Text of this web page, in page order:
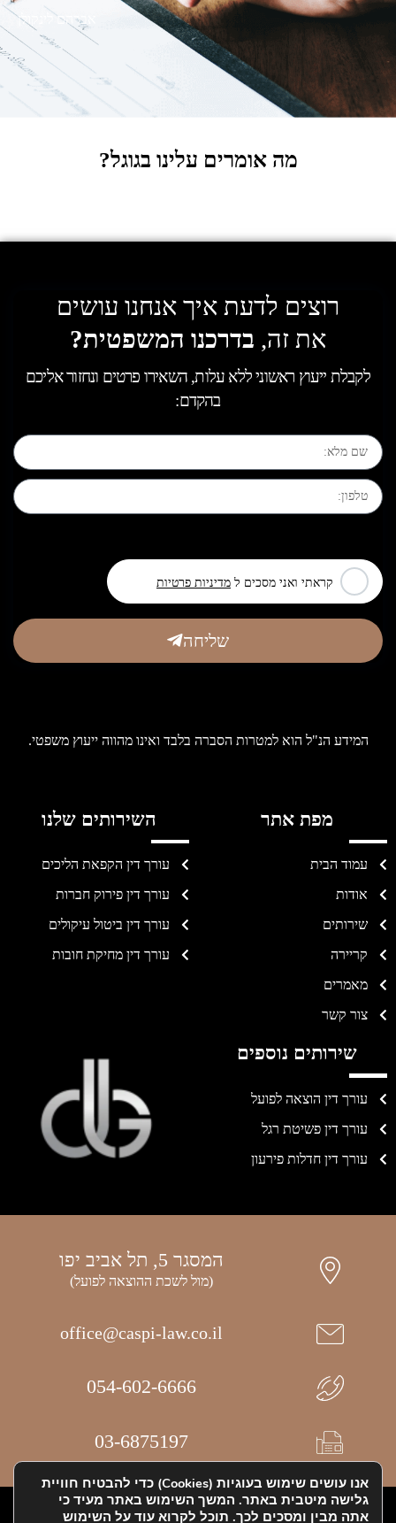
אברהם לינקולן
מה אומרים עלינו בגוגל?
רוצים לדעת איך אנחנו עושים
את זה, בדרכנו המשפטית?
לקבלת ייעוץ ראשוני ללא עלות, השאירו פרטים ונחזור אליכם
בהקדם:
קראתי ואני מסכים ל מדיניות פרטיות
שליחה
המידע הנ"ל הוא למטרות הסברה בלבד ואינו מהווה ייעוץ משפטי.
מפת אתר
עמוד הבית
אודות
שירותים
קריירה
מאמרים
צור קשר
השירותים שלנו
עורך דין הקפאת הליכים
עורך דין פירוק חברות
עורך דין ביטול עיקולים
עורך דין מחיקת חובות
שירותים נוספים
עורך דין הוצאה לפועל
עורך דין פשיטת רגל
עורך דין חדלות פירעון
המסגר 5, תל אביב יפו
(מול לשכת ההוצאה לפועל)
office@caspi-law.co.il
054-602-6666
03-6875197
אתר זה הוקם ע"י MDN & Digitalos
אנו עושים שימוש בעוגיות (Cookies) כדי להבטיח חוויית
גלישה מיטבית באתר. המשך השימוש באתר מעיד כי
אתה מבין ומסכים לכך. תוכל לקרוא עוד על השימוש